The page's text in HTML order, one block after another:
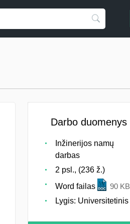
Darbo duomenys
Inžinerijos namų
darbas
2 psl., (236 ž.)
Word failas
90 KB
Lygis: Universitetinis